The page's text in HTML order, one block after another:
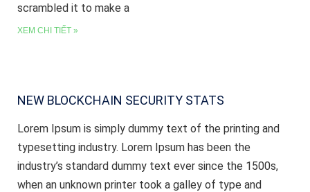
scrambled it to make a
XEM CHI TIẾT »
NEW BLOCKCHAIN SECURITY STATS
Lorem Ipsum is simply dummy text of the printing and
typesetting industry. Lorem Ipsum has been the
industry’s standard dummy text ever since the 1500s,
when an unknown printer took a galley of type and